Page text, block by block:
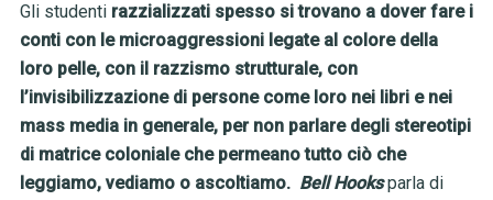
Gli studenti razzializzati spesso si trovano a dover fare i
conti con le microaggressioni legate al colore della
loro pelle, con il razzismo strutturale, con
l’invisibilizzazione di persone come loro nei libri e nei
mass media in generale, per non parlare degli stereotipi
di matrice coloniale che permeano tutto ciò che
leggiamo, vediamo o ascoltiamo. Bell Hooks parla di